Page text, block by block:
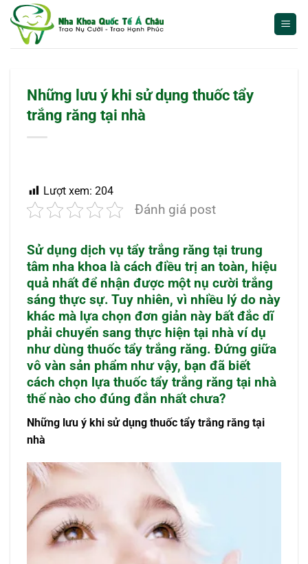
qua
Những lưu ý khi sử dụng thuốc tẩy
trắng răng tại nhà
Lượt xem: 204
Đánh giá post
Sử dụng dịch vụ tẩy trắng răng tại trung
tâm nha khoa là cách điều trị an toàn, hiệu
quả nhất để nhận được một nụ cười trắng
sáng thực sự. Tuy nhiên, vì nhiều lý do này
khác mà lựa chọn đơn giản này bất đắc dĩ
phải chuyển sang thực hiện tại nhà ví dụ
như dùng thuốc tẩy trắng răng. Đứng giữa
vô vàn sản phẩm như vậy, bạn đã biết
cách chọn lựa thuốc tẩy trắng răng tại nhà
thế nào cho đúng đắn nhất chưa?
Những lưu ý khi sử dụng thuốc tẩy trắng răng tại
nhà